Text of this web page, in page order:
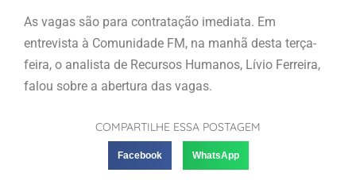
As vagas são para contratação imediata. Em
entrevista à Comunidade FM, na manhã desta terça-
feira, o analista de Recursos Humanos, Lívio Ferreira,
falou sobre a abertura das vagas.
COMPARTILHE ESSA POSTAGEM
Facebook WhatsApp